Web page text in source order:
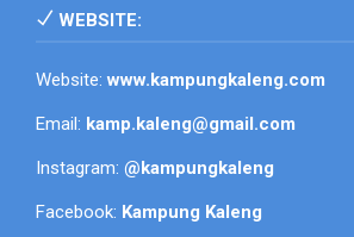
WEBSITE:
Website:www.kampungkaleng.com
Email: kamp.kaleng@gmail.com
Instagram: @kampungkaleng
Facebook: Kampung Kaleng